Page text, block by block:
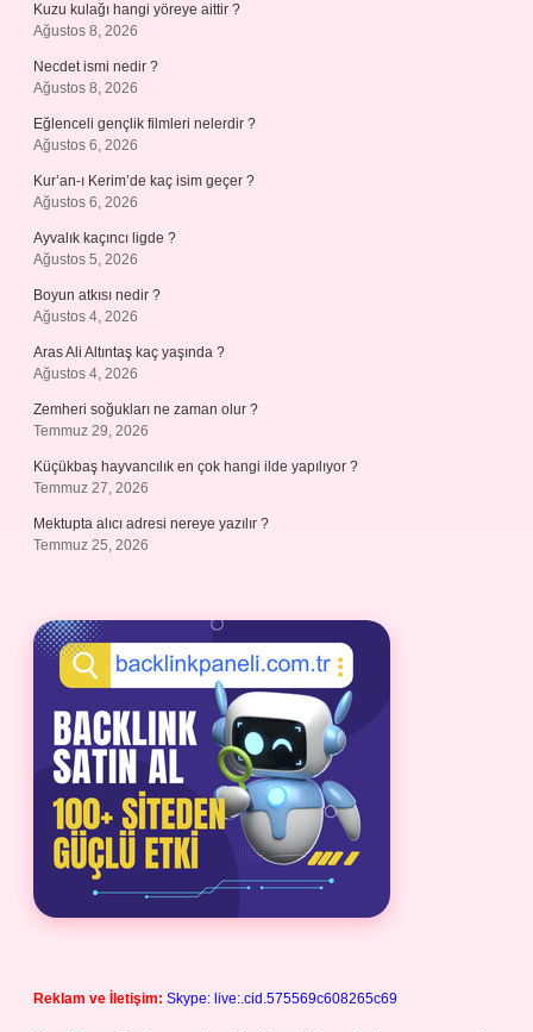
Kuzu kulağı hangi yöreye aittir ?
Ağustos 8, 2026
Necdet ismi nedir ?
Ağustos 8, 2026
Eğlenceli gençlik filmleri nelerdir ?
Ağustos 6, 2026
Kur’an-ı Kerim’de kaç isim geçer ?
Ağustos 6, 2026
Ayvalık kaçıncı ligde ?
Ağustos 5, 2026
Boyun atkısı nedir ?
Ağustos 4, 2026
Aras Ali Altıntaş kaç yaşında ?
Ağustos 4, 2026
Zemheri soğukları ne zaman olur ?
Temmuz 29, 2026
Küçükbaş hayvancılık en çok hangi ilde yapılıyor ?
Temmuz 27, 2026
Mektupta alıcı adresi nereye yazılır ?
Temmuz 25, 2026
Reklam ve İletişim: Skype: live:.cid.575569c608265c69